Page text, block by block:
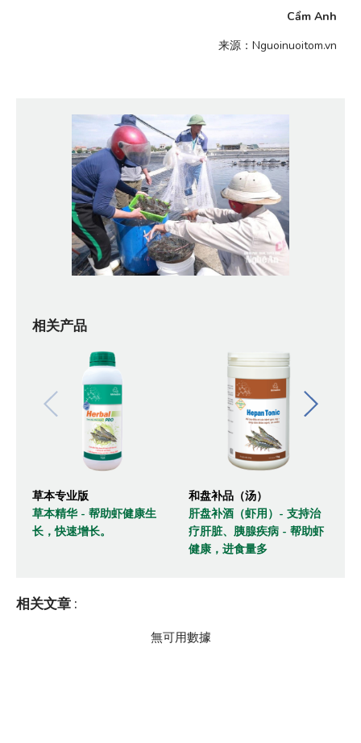
Cẩm Anh
来源：Nguoinuoitom.vn
相关产品
草本专业版
草本精华 - 帮助虾健康生
长，快速增长。
和盘补品（汤）
肝盘补酒（虾用）- 支持治
疗肝脏、胰腺疾病 - 帮助虾
健康，进食量多
相关文章 :
無可用數據